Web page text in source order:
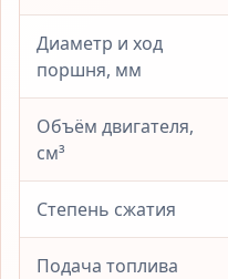
Диаметр и ход
поршня, мм
Объём двигателя,
см³
Степень сжатия
Подача топлива